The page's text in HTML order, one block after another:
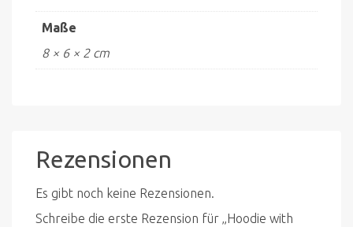
Maße
8 × 6 × 2 cm
Rezensionen
Es gibt noch keine Rezensionen.
Schreibe die erste Rezension für „Hoodie with